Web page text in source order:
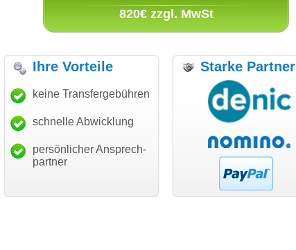
820€ zzgl. MwSt
"Danke für den schnellen
Transfer und guten Service!"
Thomas Schäfer
i can eckert communication GmbH
"Ich bin dankbar, meine
Wunschdomain gefunden zu
haben. Die Domain passt für
hundertprozentig."
Janina Köck
Leben im Einklang
leben-im-einklang.de
Ihre Vorteile
keine Transfergebühren
schnelle Abwicklung
persönlicher Ansprech-
partner
Starke Partner